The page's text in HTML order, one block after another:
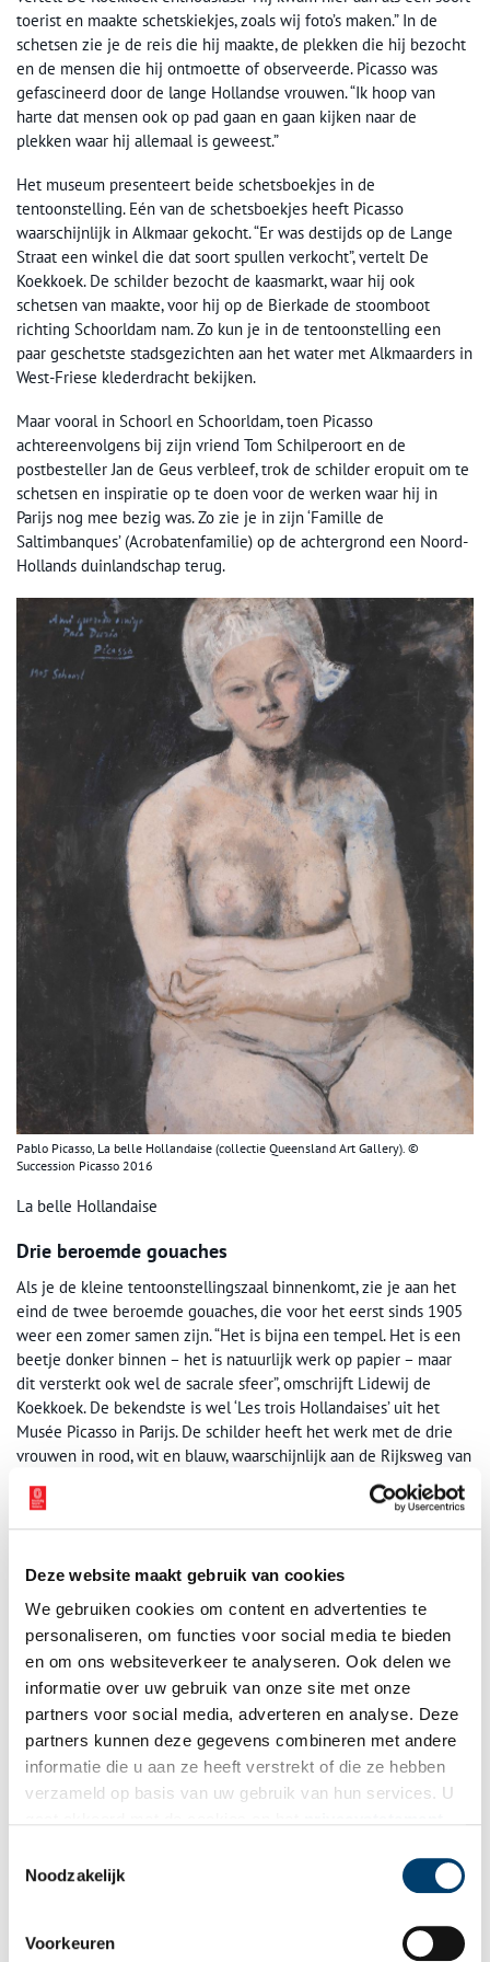
Deze website maakt gebruik van cookies
We gebruiken cookies om content en advertenties te
personaliseren, om functies voor social media te bieden
en om ons websiteverkeer te analyseren. Ook delen we
informatie over uw gebruik van onze site met onze
partners voor social media, adverteren en analyse. Deze
partners kunnen deze gegevens combineren met andere
informatie die u aan ze heeft verstrekt of die ze hebben
verzameld op basis van uw gebruik van hun services. U
Noodzakelijk
Voorkeuren
toerist en maakte schetskiekjes, zoals wij foto’s maken.” In de
schetsen zie je de reis die hij maakte, de plekken die hij bezocht
en de mensen die hij ontmoette of observeerde. Picasso was
gefascineerd door de lange Hollandse vrouwen. “Ik hoop van
harte dat mensen ook op pad gaan en gaan kijken naar de
plekken waar hij allemaal is geweest.”
Het museum presenteert beide schetsboekjes in de
tentoonstelling. Eén van de schetsboekjes heeft Picasso
waarschijnlijk in Alkmaar gekocht. “Er was destijds op de Lange
Straat een winkel die dat soort spullen verkocht”, vertelt De
Koekkoek. De schilder bezocht de kaasmarkt, waar hij ook
schetsen van maakte, voor hij op de Bierkade de stoomboot
richting Schoorldam nam. Zo kun je in de tentoonstelling een
paar geschetste stadsgezichten aan het water met Alkmaarders in
West-Friese klederdracht bekijken.
Maar vooral in Schoorl en Schoorldam, toen Picasso
achtereenvolgens bij zijn vriend Tom Schilperoort en de
postbesteller Jan de Geus verbleef, trok de schilder eropuit om te
schetsen en inspiratie op te doen voor de werken waar hij in
Parijs nog mee bezig was. Zo zie je in zijn ‘Famille de
Saltimbanques’ (Acrobatenfamilie) op de achtergrond een Noord-
Hollands duinlandschap terug.
Pablo Picasso, La belle Hollandaise (collectie Queensland Art Gallery). ©
Succession Picasso 2016
La belle Hollandaise
Drie beroemde gouaches
Als je de kleine tentoonstellingszaal binnenkomt, zie je aan het
eind de twee beroemde gouaches, die voor het eerst sinds 1905
weer een zomer samen zijn. “Het is bijna een tempel. Het is een
beetje donker binnen – het is natuurlijk werk op papier – maar
dit versterkt ook wel de sacrale sfeer”, omschrijft Lidewij de
Koekkoek. De bekendste is wel ‘Les trois Hollandaises’ uit het
Musée Picasso in Parijs. De schilder heeft het werk met de drie
vrouwen in rood, wit en blauw, waarschijnlijk aan de Rijksweg van
Alkmaar naar Schoorldam gemaakt. Op de achtergrond zie je een
typisch Noord-Hollandse stolpboerderij, mogelijk de
stolpboerderij aan de Westfriesedijk 2 te Schoorldam. Het is
gouache. Het zou zomaar om één en dezelfde vrouw kunnen
gaan, die in verschillende houdingen is afgebeeld. En wie weet is
ze ook dezelfde vrouw als ‘La belle Hollandaise’.
Er is nog een derde gouache bekend, ‘Nue au bonnet’ (Naakt met
mutsje). De verblijfplaats van dit mysterieuze schilderij is al sinds
1913 onbekend.